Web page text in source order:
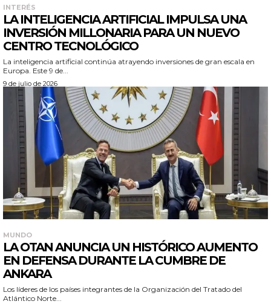
INTERÉS
LA INTELIGENCIA ARTIFICIAL IMPULSA UNA
INVERSIÓN MILLONARIA PARA UN NUEVO
CENTRO TECNOLÓGICO
La inteligencia artificial continúa atrayendo inversiones de gran escala en
Europa. Este 9 de...
9 de julio de 2026
MUNDO
LA OTAN ANUNCIA UN HISTÓRICO AUMENTO
EN DEFENSA DURANTE LA CUMBRE DE
ANKARA
Los líderes de los países integrantes de la Organización del Tratado del
Atlántico Norte...